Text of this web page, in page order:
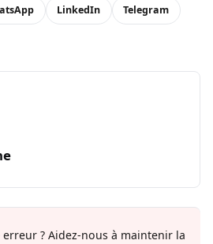
LinkedIn Telegram
? Aidez-nous à maintenir la